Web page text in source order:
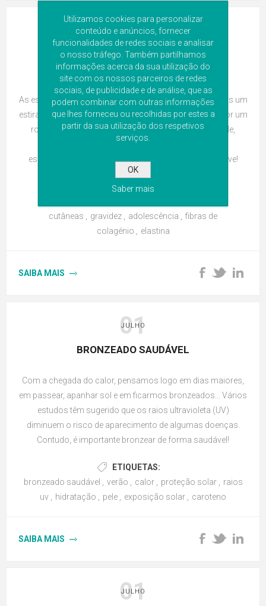
01
JULHO
ESTRIAS: COMO PREVENIR O SEU
APARECIMENTO?
As estrias são lesões cutâneas visíveis que surgem após um
estiramento contínuo e progressivo. Caracterizam-se por um
rompimento das fibras elásticas que sustentam a pele,
formada por colagénio e elastina. Para qualquer
esclarecimento conte com a Equipa da Farmácia Grave!
ETIQUETAS:
cutâneas
gravidez adolescência
fibras de
colagénio
elastina
SAIBA MAIS
01
JULHO
BRONZEADO SAUDÁVEL
Com a chegada do calor, pensamos logo em dias maiores,
em passear, apanhar sol e em ficarmos bronzeados... Vários
estudos têm sugerido que os raios ultravioleta (UV)
diminuem o risco de aparecimento de algumas doenças.
Contudo, é importante bronzear de forma saudável!
ETIQUETAS:
bronzeado saudável
verão calor proteção solar
raios
uv
hidratação pele exposição solar caroteno
SAIBA MAIS
01
JULHO
Utilizamos cookies para personalizar
conteúdo e anúncios, fornecer
funcionalidades de redes sociais e analisar
o nosso tráfego. Também partilhamos
informações acerca da sua utilização do
site com os nossos parceiros de redes
sociais, de publicidade e de análise, que as
podem combinar com outras informações
que lhes forneceu ou recolhidas por estes a
partir da sua utilização dos respetivos
serviços.
OK
Saber mais